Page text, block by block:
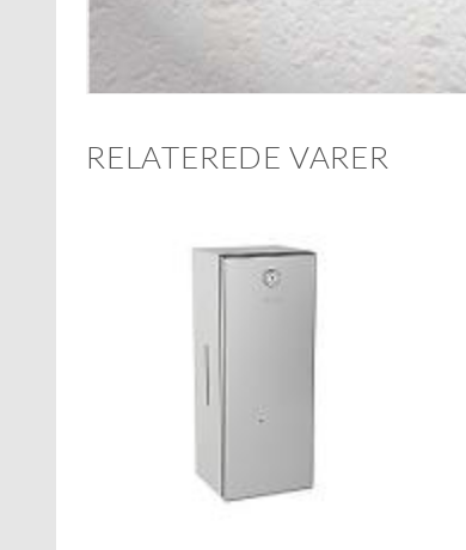
RELATEREDE VARER